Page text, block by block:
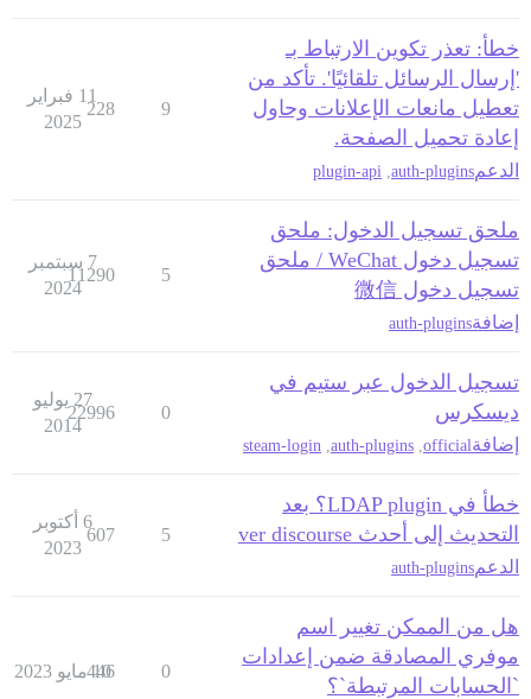
خطأ: تعذر تكوين الارتباط بـ
'إرسال الرسائل تلقائيًا'. تأكد من
تعطيل مانعات الإعلانات وحاول
إعادة تحميل الصفحة.
الدعمauth-plugins
plugin-api
9
228
11 فبراير
2025
ملحق تسجيل الدخول: ملحق
تسجيل دخول WeChat / ملحق
تسجيل دخول 微信
إضافةauth-plugins
5
11290
7 سبتمبر
2024
تسجيل الدخول عبر ستيم في
ديسكرس
إضافةofficial
auth-plugins
steam-login
0
22996
27 يوليو
2014
خطأ في LDAP plugin؟ بعد
التحديث إلى أحدث ver discourse
الدعمauth-plugins
5
607
6 أكتوبر
2023
هل من الممكن تغيير اسم
موفري المصادقة ضمن إعدادات
`الحسابات المرتبطة`؟
0
446
10 مايو 2023